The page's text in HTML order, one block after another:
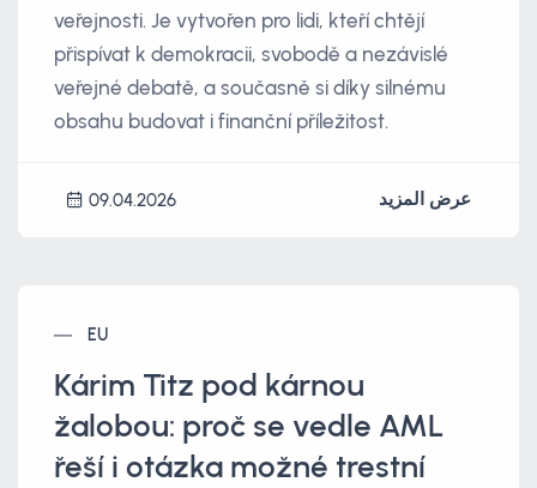
veřejnosti. Je vytvořen pro lidi, kteří chtějí
přispívat k demokracii, svobodě a nezávislé
veřejné debatě, a současně si díky silnému
obsahu budovat i finanční příležitost.
09.04.2026 عرض المزيد
EU
Kárim Titz pod kárnou
žalobou: proč se vedle AML
řeší i otázka možné trestní